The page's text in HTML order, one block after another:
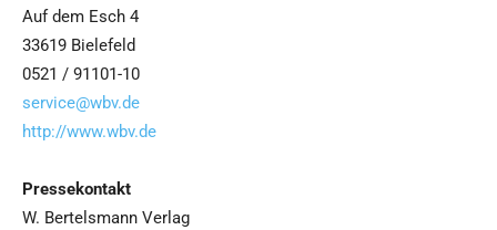
Auf dem Esch 4
33619 Bielefeld
0521 / 91101-10
service@wbv.de
http://www.wbv.de
Pressekontakt
W. Bertelsmann Verlag